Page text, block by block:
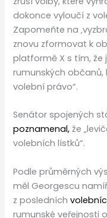
dokonce vyloučí z
Zapomeňte na
znovu zformovat k
platformě X s tím, že
rumunských občanů,
volební právo“.
Senátor spojených
poznamenal, že
volebních lístků“.
Podle průměrných
měl Georgescu
z posledních
rumunské veřejnosti